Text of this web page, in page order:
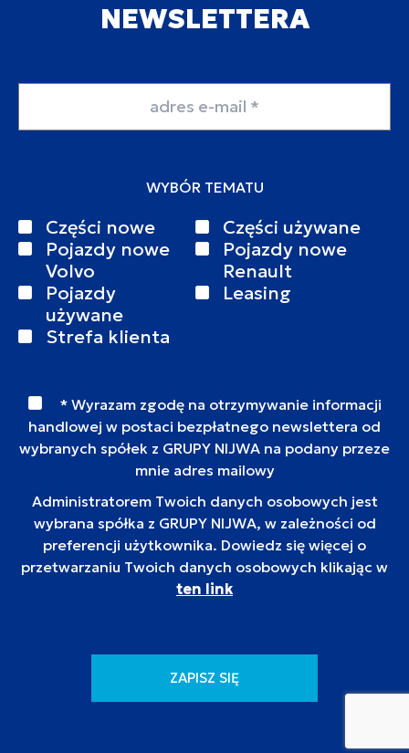
NEWSLETTERA
WYBÓR TEMATU
Części nowe
Części używane
Pojazdy nowe
Volvo
Pojazdy nowe
Renault
Pojazdy
używane
Leasing
Strefa klienta
* Wyrazam zgodę na otrzymywanie informacji
handlowej w postaci bezpłatnego newslettera od
wybranych spółek z GRUPY NIJWA na podany przeze
mnie adres mailowy
Administratorem Twoich danych osobowych jest
wybrana spółka z GRUPY NIJWA, w zależności od
preferencji użytkownika. Dowiedz się więcej o
przetwarzaniu Twoich danych osobowych klikając w
ten link